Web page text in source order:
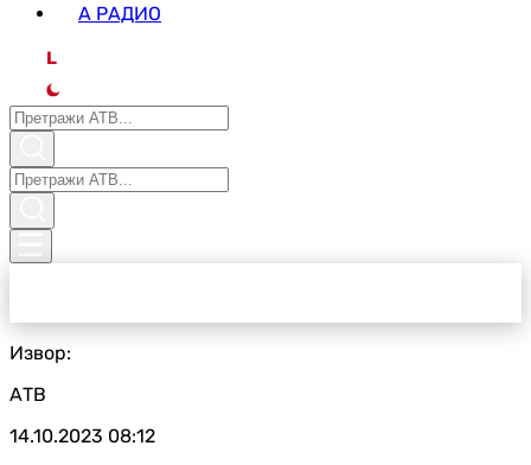
А РАДИО
L
Извор:
АТВ
14.10.2023 08:12